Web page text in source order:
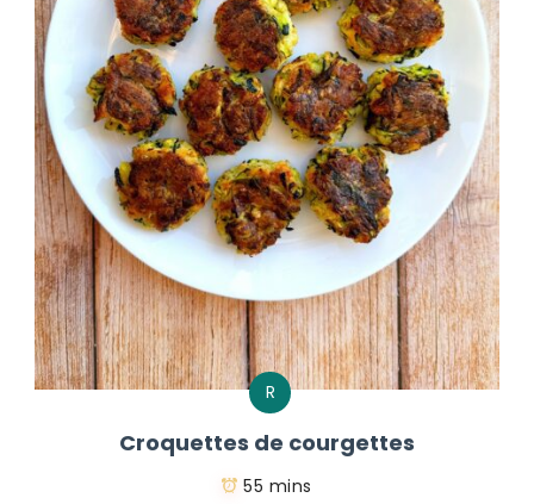
R
Croquettes de courgettes
55 mins